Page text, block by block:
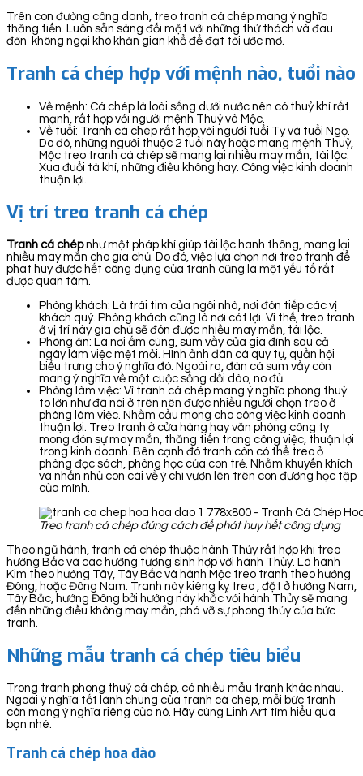
Trên con đường công danh, treo tranh cá chép mang ý nghĩa
thăng tiến. Luôn sẵn sàng đối mặt với những thử thách và đau
đớn không ngại khó khăn gian khổ để đạt tới ước mơ.
Tranh cá chép hợp với mệnh nào, tuổi nào
Về mệnh: Cá chép là loài sống dưới nước nên có thuỷ khí rất
mạnh, rất hợp với người mệnh Thuỷ và Mộc.
Về tuổi: Tranh cá chép rất hợp với người tuổi Tỵ và tuổi Ngọ.
Do đó, những người thuộc 2 tuổi này hoặc mang mệnh Thuỷ,
Mộc treo tranh cá chép sẽ mang lại nhiều may mắn, tài lộc.
Xua đuổi tà khí, những điều không hay. Công việc kinh doanh
thuận lợi.
Vị trí treo tranh cá chép
Tranh cá chépnhư một pháp khí giúp tài lộc hanh thông, mang lại
nhiều may mắn cho gia chủ. Do đó, việc lựa chọn nơi treo tranh để
phát huy được hết công dụng của tranh cũng là một yếu tố rất
được quan tâm.
Phòng khách: Là trái tim của ngôi nhà, nơi đón tiếp các vị
khách quý. Phòng khách cũng là nơi cát lợi. Vì thế, treo tranh
ở vị trí này gia chủ sẽ đón được nhiều may mắn, tài lộc.
Phòng ăn: Là nơi ấm cúng, sum vầy của gia đình sau cả
ngày làm việc mệt mỏi. Hình ảnh đàn cá quy tụ, quần hội
biểu trưng cho ý nghĩa đó. Ngoài ra, đàn cá sum vầy còn
mang ý nghĩa về một cuộc sống dồi dào, no đủ.
Phòng làm việc: Vì tranh cá chép mang ý nghĩa phong thuỷ
to lớn như đã nói ở trên nên được nhiều người chọn treo ở
phòng làm việc. Nhằm cầu mong cho công việc kinh doanh
thuận lợi. Treo tranh ở cửa hàng hay văn phòng công ty
mong đón sự may mắn, thăng tiến trong công việc, thuận lợi
trong kinh doanh. Bên cạnh đó tranh còn có thể treo ở
phòng đọc sách, phòng học của con trẻ. Nhằm khuyến khích
và nhắn nhủ con cái về ý chí vươn lên trên con đường học tập
của mình.
Treo tranh cá chép đúng cách để phát huy hết công dụng
Theo ngũ hành, tranh cá chép thuộc hành Thủy rất hợp khi treo
hướng Bắc và các hướng tương sinh hợp với hành Thủy. Là hành
Kim theo hướng Tây, Tây Bắc và hành Mộc treo tranh theo hướng
Đông, hoặc Đông Nam. Tranh này kiêng kỵ treo , đặt ở hướng Nam,
Tây Bắc, hướng Đông bởi hướng này khắc với hành Thủy sẽ mang
đến những điều không may mắn, phá vỡ sự phong thủy của bức
tranh.
Những mẫu tranh cá chép tiêu biểu
Trong tranh phong thuỷ cá chép, có nhiều mẫu tranh khác nhau.
Ngoài ý nghĩa tốt lành chung của tranh cá chép, mỗi bức tranh
còn mang ý nghĩa riêng của nó. Hãy cùng Linh Art tìm hiểu qua
bạn nhé.
Tranh cá chép hoa đào